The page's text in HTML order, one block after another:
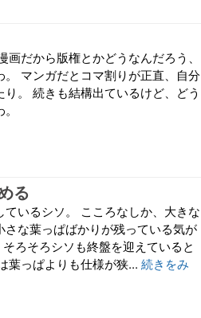
だから版権とかどうなんだろう、
マンガだとコマ割りが正直、自分
。 続きも結構出ているけど、どう
る
いるシソ。 こころなしか、大きな
な葉っぱばかりが残っている気が
ろそろシソも終盤を迎えていると
葉っぱよりも仕様が狭... 続きをみ